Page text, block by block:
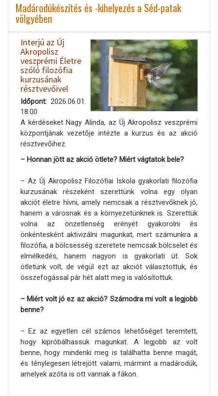
Madárodúkészítés és -kihelyezés a Séd-patak
völgyében
Interjú az Új
Akropolisz
veszprémi Életre
szóló filozófia
kurzusának
résztvevőivel
Időpont
2026.06.01.
18:00
A kérdéseket Nagy Alinda, az Új Akropolisz veszprémi
központjának vezetője intézte a kurzus és az akció
résztvevőihez.
– Honnan jött az akció ötlete? Miért vágtatok bele?
– Az Új Akropolisz Filozófiai Iskola gyakorlati filozófia
kurzusának részeként szerettünk volna egy olyan
akciót életre hívni, amely nemcsak a résztvevőknek jó,
hanem a városnak és a környezetünknek is. Szerettük
volna az önzetlenség erényét gyakorolni és
önkéntesként aktivizálni magunkat, mert számunkra a
filozófia, a bölcsesség szeretete nemcsak bölcselet és
elmélkedés, hanem nagyon is gyakorlati út. Sok
ötletünk volt, de végül ezt az akciót választottuk, és
összefogással pár hét alatt meg is valósítottuk.
– Miért volt jó ez az akció? Számodra mi volt a legjobb
benne?
– Ez az egyetlen cél számos lehetőséget teremtett,
hogy kipróbálhassuk magunkat. A legjobb az volt
benne, hogy mindenki meg is találhatta benne magát,
és ténylegesen létrejött valami, mármint a madárodúk,
amelyek azóta is ott vannak a fákon.